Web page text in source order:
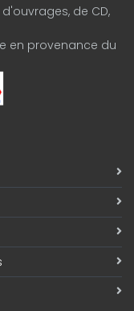
de CD,
en provenance du